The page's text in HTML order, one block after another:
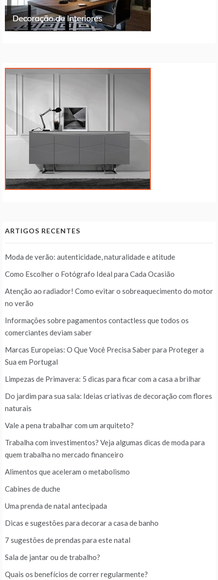
ARTIGOS RECENTES
Moda de verão: autenticidade, naturalidade e atitude
Como Escolher o Fotógrafo Ideal para Cada Ocasião
Atenção ao radiador! Como evitar o sobreaquecimento do motor
no verão
Informações sobre pagamentos contactless que todos os
comerciantes deviam saber
Marcas Europeias: O Que Você Precisa Saber para Proteger a
Sua em Portugal
Limpezas de Primavera: 5 dicas para ficar com a casa a brilhar
Do jardim para sua sala: Ideias criativas de decoração com flores
naturais
Vale a pena trabalhar com um arquiteto?
Trabalha com investimentos? Veja algumas dicas de moda para
quem trabalha no mercado financeiro
Alimentos que aceleram o metabolismo
Cabines de duche
Uma prenda de natal antecipada
Dicas e sugestões para decorar a casa de banho
7 sugestões de prendas para este natal
Sala de jantar ou de trabalho?
Quais os benefícios de correr regularmente?